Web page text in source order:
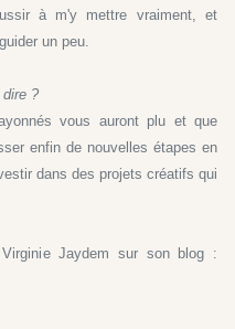
à m'y mettre vraiment, et
un peu.
?
vous auront plu et que
enfin de nouvelles étapes en
dans des projets créatifs qui
Jaydem sur son blog :